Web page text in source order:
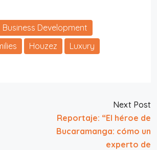
Business Development
Houzez
Luxury
Next Post
Reportaje: “El héroe de
Bucaramanga: cómo un
experto de